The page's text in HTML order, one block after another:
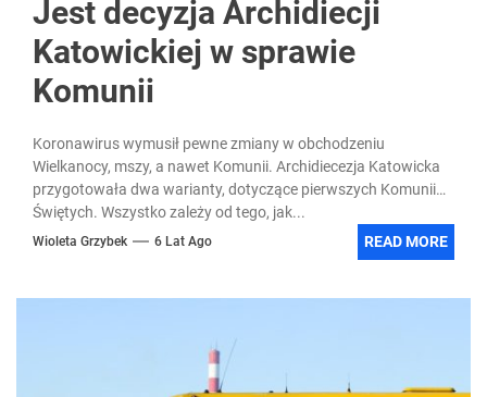
Jest decyzja Archidiecji
Katowickiej w sprawie
Komunii
Koronawirus wymusił pewne zmiany w obchodzeniu
Wielkanocy, mszy, a nawet Komunii. Archidiecezja Katowicka
przygotowała dwa warianty, dotyczące pierwszych Komunii
Świętych. Wszystko zależy od tego, jak...
Wioleta Grzybek 6 Lat Ago READ MORE